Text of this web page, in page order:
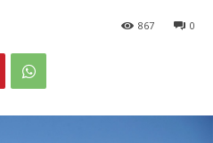
0
867